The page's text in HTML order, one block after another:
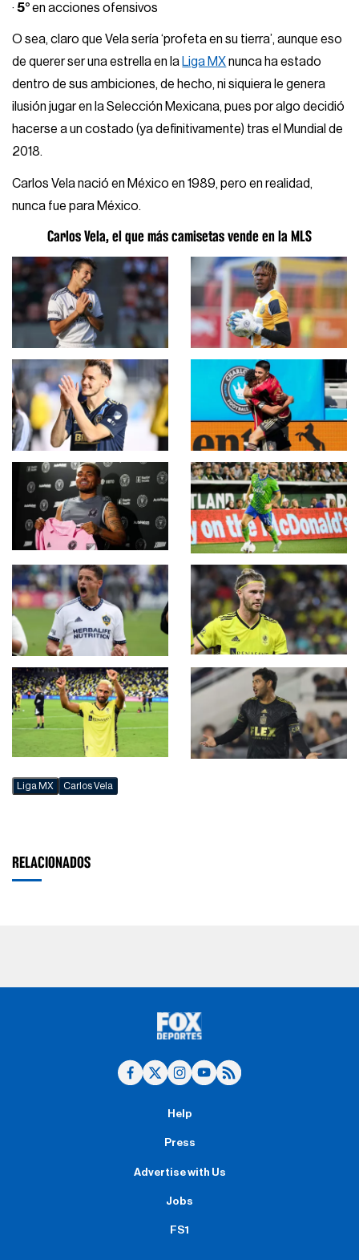
·5°en acciones ofensivos
O sea, claro que Vela sería ‘profeta en su tierra’, aunque eso
de querer ser una estrella en la Liga MXnunca ha estado
dentro de sus ambiciones, de hecho, ni siquiera le genera
ilusión jugar en la Selección Mexicana, pues por algo decidió
hacerse a un costado (ya definitivamente) tras el Mundial de
2018.
Carlos Vela nació en México en 1989, pero en realidad,
nunca fue para México.
Carlos Vela, el que más camisetas vende en la MLS
Liga MX Carlos Vela
RELACIONADOS
Help
Press
Advertise with Us
Jobs
FS1